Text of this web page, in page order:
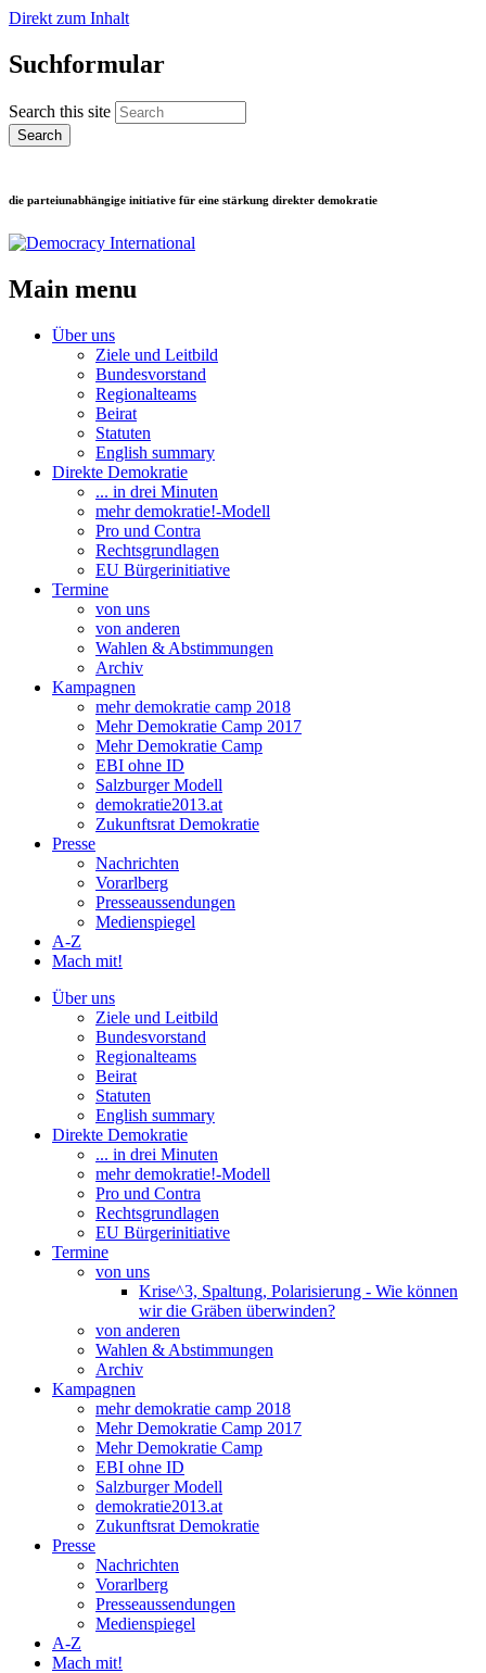
Direkt zum Inhalt
Suchformular
Search this site
die parteiunabhängige initiative für eine stärkung direkter demokratie
Main menu
Über uns
Ziele und Leitbild
Bundesvorstand
Regionalteams
Beirat
Statuten
English summary
Direkte Demokratie
... in drei Minuten
mehr demokratie!-Modell
Pro und Contra
Rechtsgrundlagen
EU Bürgerinitiative
Termine
von uns
von anderen
Wahlen & Abstimmungen
Archiv
Kampagnen
mehr demokratie camp 2018
Mehr Demokratie Camp 2017
Mehr Demokratie Camp
EBI ohne ID
Salzburger Modell
demokratie2013.at
Zukunftsrat Demokratie
Presse
Nachrichten
Vorarlberg
Presseaussendungen
Medienspiegel
A-Z
Mach mit!
Über uns
Ziele und Leitbild
Bundesvorstand
Regionalteams
Beirat
Statuten
English summary
Direkte Demokratie
... in drei Minuten
mehr demokratie!-Modell
Pro und Contra
Rechtsgrundlagen
EU Bürgerinitiative
Termine
von uns
Krise^3, Spaltung, Polarisierung - Wie können
wir die Gräben überwinden?
von anderen
Wahlen & Abstimmungen
Archiv
Kampagnen
mehr demokratie camp 2018
Mehr Demokratie Camp 2017
Mehr Demokratie Camp
EBI ohne ID
Salzburger Modell
demokratie2013.at
Zukunftsrat Demokratie
Presse
Nachrichten
Vorarlberg
Presseaussendungen
Medienspiegel
A-Z
Mach mit!